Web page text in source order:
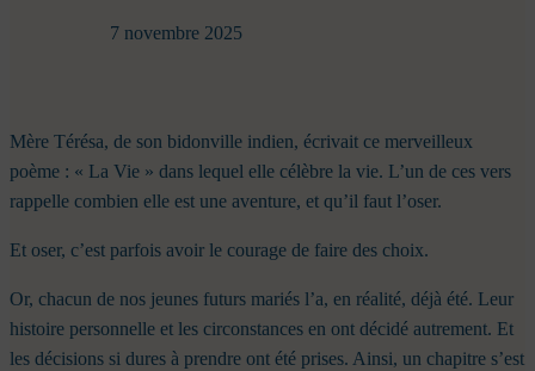
7 novembre 2025
Mère Térésa, de son bidonville indien, écrivait ce merveilleux
poème : « La Vie » dans lequel elle célèbre la vie. L’un de ces vers
rappelle combien elle est une aventure, et qu’il faut l’oser.
Et oser, c’est parfois avoir le courage de faire des choix.
Or, chacun de nos jeunes futurs mariés l’a, en réalité, déjà été. Leur
histoire personnelle et les circonstances en ont décidé autrement. Et
les décisions si dures à prendre ont été prises. Ainsi, un chapitre s’est